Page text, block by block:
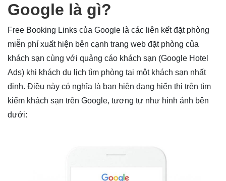
Google là gì?
Free Booking Links của Google là các liên kết đặt phòng
miễn phí xuất hiện bên cạnh trang web đặt phòng của
khách sạn cùng với quảng cáo khách sạn (Google Hotel
Ads) khi khách du lịch tìm phòng tại một khách sạn nhất
định. Điều này có nghĩa là bạn hiện đang hiển thị trên tìm
kiếm khách sạn trên Google, tương tự như hình ảnh bên
dưới: